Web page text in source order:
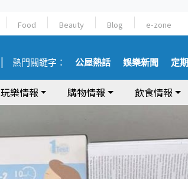
Food Beauty Blog e-zone
熱門關鍵字： 公屋熱話 娛樂新聞 定
玩樂情報 購物情報 飲食情報